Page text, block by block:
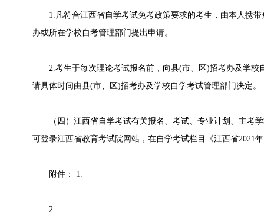
1.凡符合江西省自学考试免考政策要求的考生，由本人携带
办或所在学校自考管理部门提出申请。
2.考生于每次理论考试报名前，向县(市、区)招考办及学校
请具体时间由县(市、区)招考办及学校自学考试管理部门决定。
（四）江西省自学考试有关报名、考试、专业计划、主考学
可登录江西省教育考试院网站，在自学考试栏目《江西省2021
附件： 1.
2.